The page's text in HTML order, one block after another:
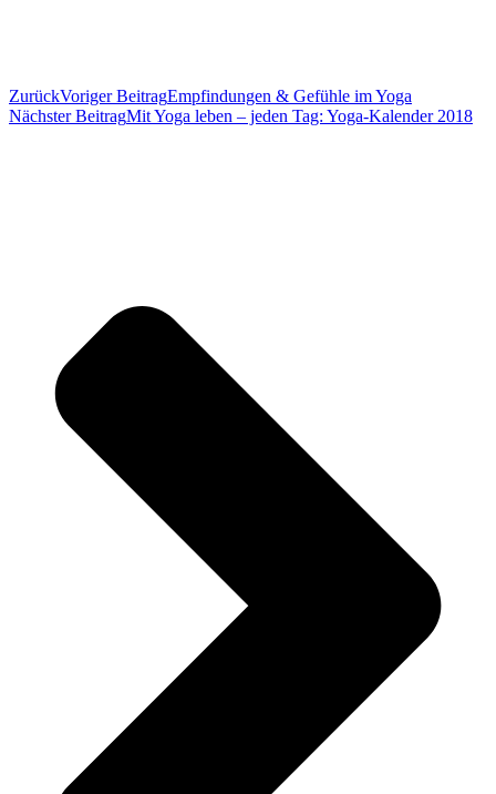
ZurückVoriger BeitragEmpfindungen & Gefühle im Yoga
Nächster BeitragMit Yoga leben – jeden Tag: Yoga-Kalender 2018